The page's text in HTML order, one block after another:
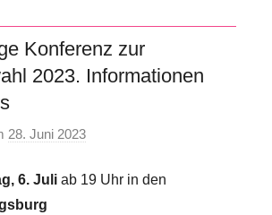
Konferenz zur
2023. Informationen
28. Juni 2023
n
6. Juli ab 19 Uhr in den